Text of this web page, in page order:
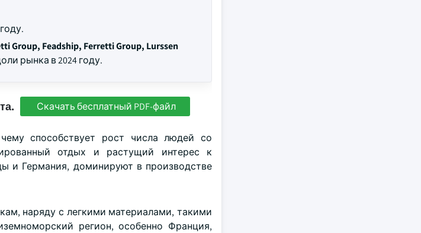
Group, Feadship, Ferretti Group, Lurssen
рынка в 2024 году.
Скачать бесплатный PDF-файл
способствует рост числа людей со
отдых и растущий интерес к
и Германия, доминируют в производстве
наряду с легкими материалами, такими
регион, особенно Франция,